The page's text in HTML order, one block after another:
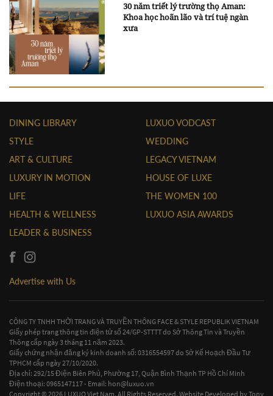
30 năm triết lý trường thọ Aman:
Khoa học hoãn lão và trí tuệ ngàn
xưa
DINING LIBRARY
STYLE
ART & CULTURE
LUXURY IN MOTION
LIFE
HEALTH & WELLNESS
LEADER & BUSINESS
LUXUO VODCAST
WEDDING
LEGACY VIETNAM
HOUSE OF LUXE
THE WOMEN 100
LUXUO ASIA AWARDS
Advertise with Us
CÔNG TY TNHH THỜI TRANG VÀ TRUYỀN THÔNG FACE & STYLE REPUBLIK VIETNAM
Giấy phép trang thông tin điện tử số 24/GP-STTTT do Sở Thông Tin và Truyền
Thông cấp ngày 3 tháng 11 năm 2023.
Giấy chứng nhận đăng ký kinh doanh số: 0316554597 do Sở Kế Hoạch Đầu Tư
TPHCM cấp ngày 27/10/2020.
Địa chỉ: 292/15 Điện Biên Phủ, Phường 17, Quận Bình Thạnh TP Hồ Chí Minh
Điện thoại: 0965147117 - Email: hon@luxuo.vn
Copyright © 2026 LUXUO Viet Nam. All Rights Reserved. Website Developed byTony